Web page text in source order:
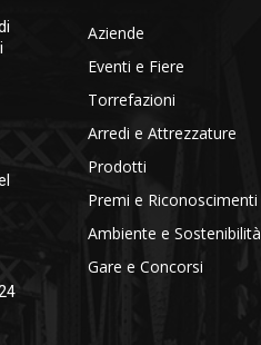
Aziende
Eventi e Fiere
Torrefazioni
Arredi e Attrezzature
Prodotti
Premi e Riconoscimenti
Ambiente e Sostenibilità
Gare e Concorsi